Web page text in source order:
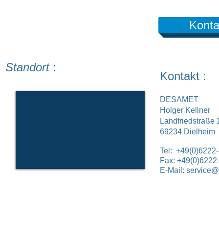
Standort:
Kontakt :
DESAMET
Holger Kellner
Landfriedstraße
69234 Dielheim
Tel:
Fax:
E-Mail: